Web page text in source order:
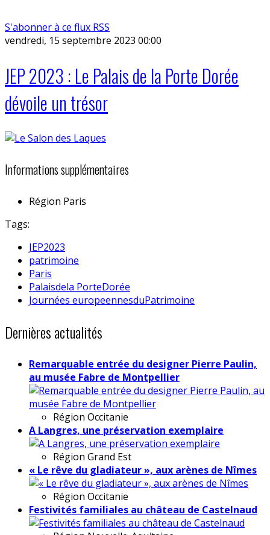
S'abonner à ce flux RSS
vendredi, 15 septembre 2023 00:00
JEP 2023 : Le Palais de la Porte Dorée
dévoile un trésor
Informations supplémentaires
Région Paris
Tags:
JEP2023
patrimoine
Paris
Palaisdela PorteDorée
Journées europeennesduPatrimoine
Dernières actualités
Remarquable entrée du designer Pierre Paulin,
au musée Fabre de Montpellier
Région Occitanie
A Langres, une préservation exemplaire
Région Grand Est
« Le rêve du gladiateur », aux arènes de Nîmes
Région Occitanie
Festivités familiales au château de Castelnaud